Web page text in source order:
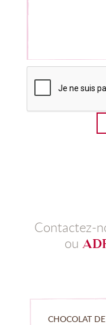
Contactez-
ou
CHOCOLAT